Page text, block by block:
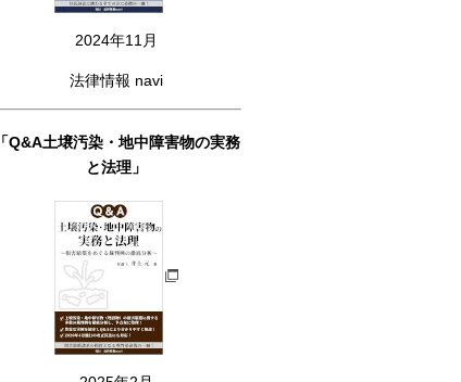
2024年11月
法律情報 navi
「Q&A土壌汚染・地中障害物の実務
と法理」